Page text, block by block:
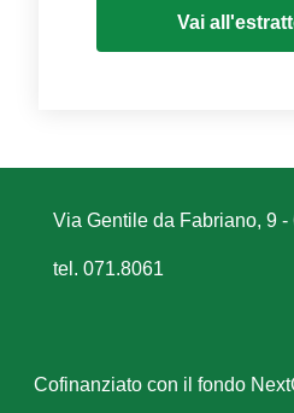
Vai
Via Gentile da Fabriano, 9 -
tel. 071.8061
Cofinanziato con il fondo